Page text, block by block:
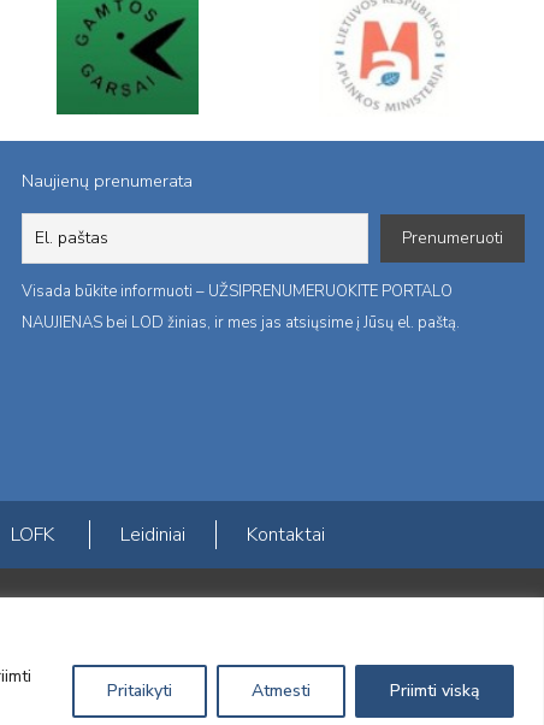
Pritaikyti Atmesti Priimti viską
Naujienų prenumerata
Visada būkite informuoti – UŽSIPRENUMERUOKITE PORTALO
NAUJIENAS bei LOD žinias, ir mes jas atsiųsime į Jūsų el. paštą.
LOFK Leidiniai Kontaktai
Sprendimas: Electronic Solutions for Business